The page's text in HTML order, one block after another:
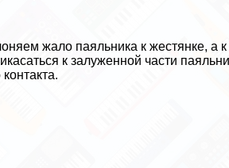
жало паяльника к жестянке, а к
к залуженной части